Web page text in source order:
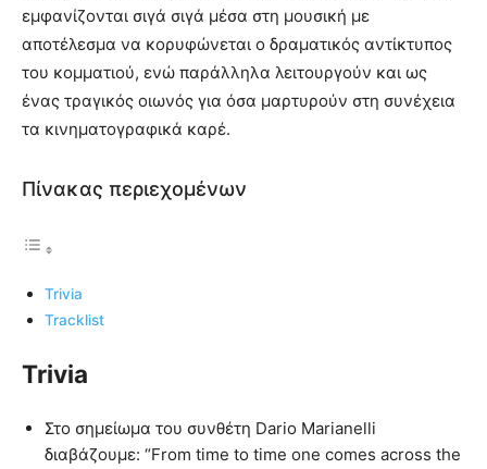
εμφανίζονται σιγά σιγά μέσα στη μουσική με
αποτέλεσμα να κορυφώνεται ο δραματικός αντίκτυπος
του κομματιού, ενώ παράλληλα λειτουργούν και ως
ένας τραγικός οιωνός για όσα μαρτυρούν στη συνέχεια
τα κινηματογραφικά καρέ.
Πίνακας περιεχομένων
Trivia
Tracklist
Trivia
Στο σημείωμα του συνθέτη Dario Marianelli
διαβάζουμε: “From time to time one comes across the